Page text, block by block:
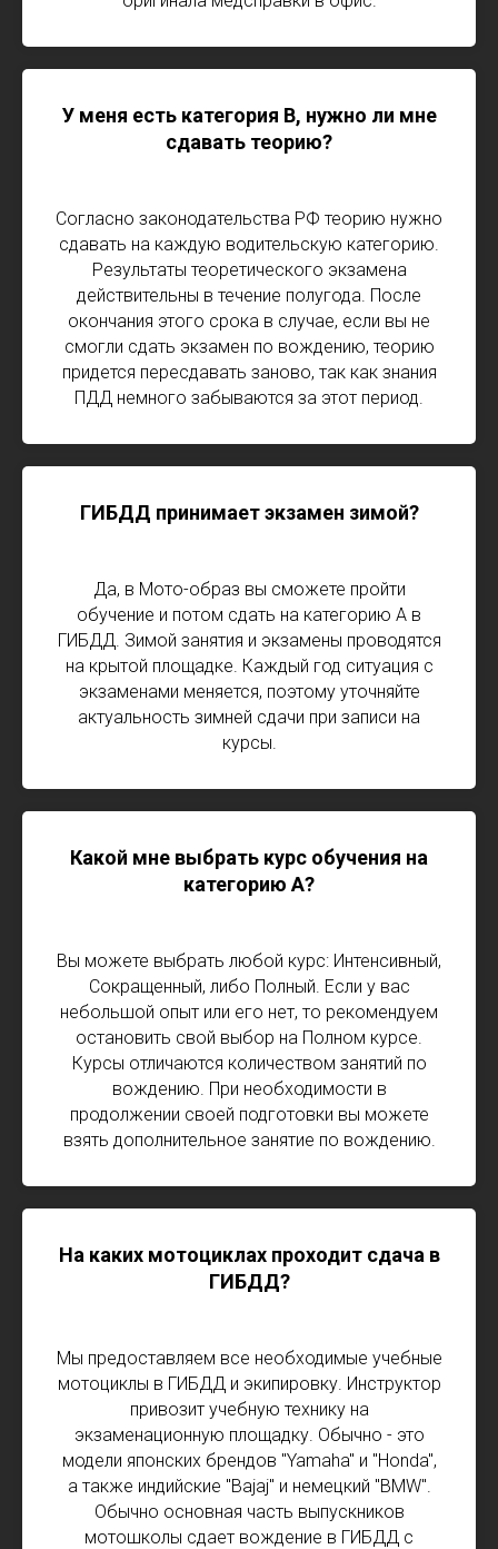
У меня есть категория B, нужно ли мне
сдавать теорию?
Согласно законодательства РФ теорию нужно
сдавать на каждую водительскую категорию.
Результаты теоретического экзамена
действительны в течение полугода. После
окончания этого срока в случае, если вы не
смогли сдать экзамен по вождению, теорию
придется пересдавать заново, так как знания
ПДД немного забываются за этот период.
ГИБДД принимает экзамен зимой?
Да, в Мото-образ вы сможете пройти
обучение и потом сдать на категорию А в
ГИБДД. Зимой занятия и экзамены проводятся
на крытой площадке. Каждый год ситуация с
экзаменами меняется, поэтому уточняйте
актуальность зимней сдачи при записи на
курсы.
Какой мне выбрать курс обучения на
категорию А?
Вы можете выбрать любой курс: Интенсивный,
Сокращенный, либо Полный. Если у вас
небольшой опыт или его нет, то рекомендуем
остановить свой выбор на Полном курсе.
Курсы отличаются количеством занятий по
вождению. При необходимости в
продолжении своей подготовки вы можете
взять дополнительное занятие по вождению.
На каких мотоциклах проходит сдача в
ГИБДД?
Мы предоставляем все необходимые учебные
мотоциклы в ГИБДД и экипировку. Инструктор
привозит учебную технику на
экзаменационную площадку. Обычно - это
модели японских брендов "Yamaha" и "Honda",
а также индийские "Bajaj" и немецкий "BMW".
Обычно основная часть выпускников
мотошколы сдает вождение в ГИБДД с